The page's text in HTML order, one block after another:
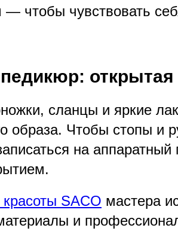
— чтобы чувствовать
сланцы и яркие
образа. Чтобы стопы и
на
SACO мастера
и